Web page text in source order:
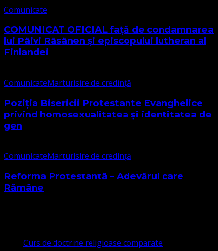
Comunicate
COMUNICAT OFICIAL față de condamnarea
lui Päivi Räsänen și episcopului lutheran al
Finlandei
ComunicateMarturisire de credință
Poziția Bisericii Protestante Evanghelice
privind homosexualitatea și identitatea de
gen
ComunicateMarturisire de credință
Reforma Protestantă – Adevărul care
Rămâne
Curs de doctrine religioase comparate